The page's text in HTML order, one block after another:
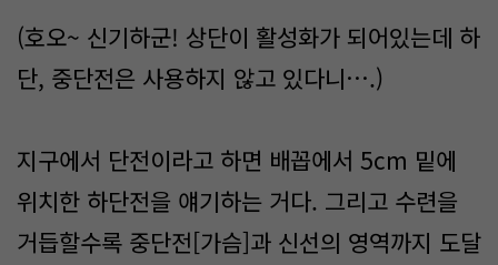
(호오~ 신기하군! 상단이 활성화가 되어있는데 하
단, 중단전은 사용하지 않고 있다니….)
지구에서 단전이라고 하면 배꼽에서 5cm 밑에
위치한 하단전을 얘기하는 거다. 그리고 수련을
거듭할수록 중단전[가슴]과 신선의 영역까지 도달